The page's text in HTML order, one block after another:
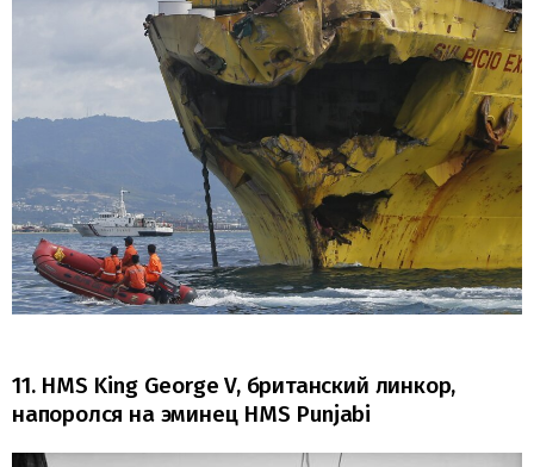
11. HMS King George V, британский линкор,
напоролся на эминец HMS Punjabi